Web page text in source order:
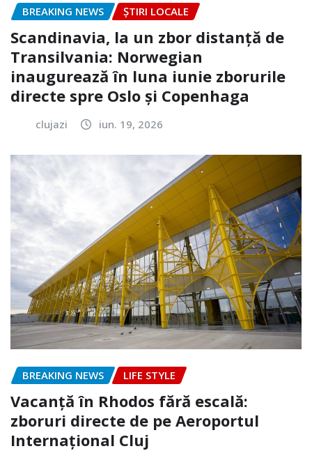
BREAKING NEWS ȘTIRI LOCALE
Scandinavia, la un zbor distanță de
Transilvania: Norwegian
inaugurează în luna iunie zborurile
directe spre Oslo și Copenhaga
clujazi iun. 19, 2026
BREAKING NEWS LIFE STYLE
Vacanță în Rhodos fără escală:
zboruri directe de pe Aeroportul
Internațional Cluj